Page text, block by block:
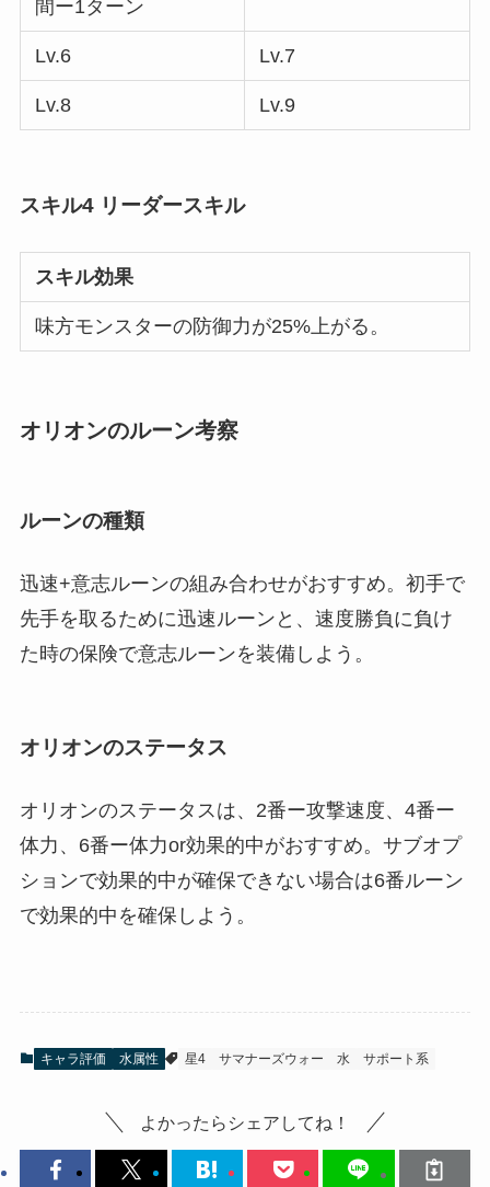
間ー1ターン
Lv.6 Lv.7
Lv.8 Lv.9
スキル4 リーダースキル
スキル効果
味方モンスターの防御力が25%上がる。
オリオンのルーン考察
ルーンの種類
迅速+意志ルーンの組み合わせがおすすめ。初手で
先手を取るために迅速ルーンと、速度勝負に負け
た時の保険で意志ルーンを装備しよう。
オリオンのステータス
オリオンのステータスは、2番ー攻撃速度、4番ー
体力、6番ー体力or効果的中がおすすめ。サブオプ
ションで効果的中が確保できない場合は6番ルーン
で効果的中を確保しよう。
キャラ評価 水属性 星4 サマナーズウォー 水 サポート系
よかったらシェアしてね！